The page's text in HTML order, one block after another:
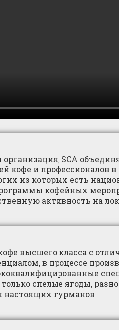
SCA
кофе и профессионалов
из которых есть
кофейных
активность на
высшего класса с
в процессе
спелые ягоды,
настоящих гурманов